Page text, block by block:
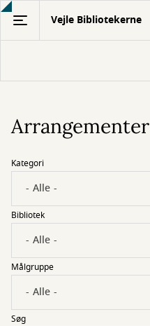
Gå
hovedindhold
Vejle Bibliotekerne
Arrangementer
Kategori
Bibliotek
Målgruppe
Søg